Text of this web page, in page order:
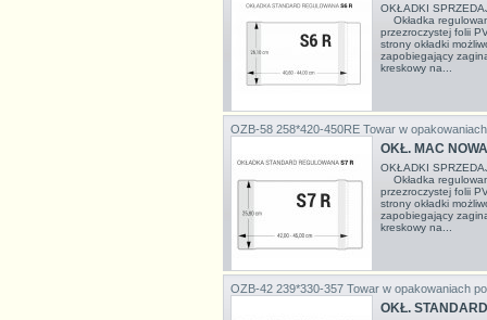
OKŁADKI
Okładka
przezroczystej folii
strony okładki
zapobiegający
kreskowy na...
OZB-58 258*420-450RE Towar w
OKŁ. MAC
OKŁADKI
Okładka
przezroczystej folii
strony okładki
zapobiegający
kreskowy na...
OZB-42 239*330-357 Towar w opakowaniach
OKŁ.